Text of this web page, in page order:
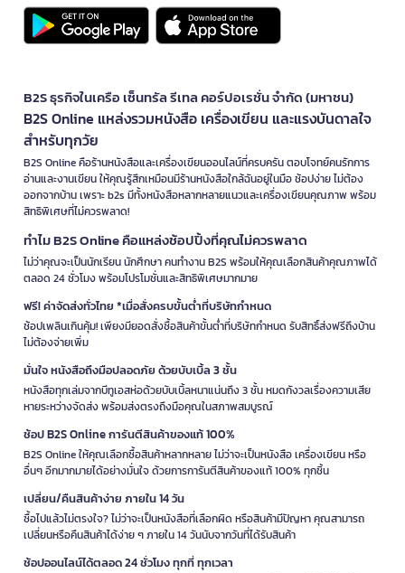
B2S ธุรกิจในเครือ เซ็นทรัล รีเทล คอร์ปอเรชั่น จำกัด (มหาชน)
B2S Online แหล่งรวมหนังสือ เครื่องเขียน และแรงบันดาลใจ
สำหรับทุกวัย
B2S Online คือร้านหนังสือและเครื่องเขียนออนไลน์ที่ครบครัน ตอบโจทย์คนรักการ
อ่านและงานเขียน ให้คุณรู้สึกเหมือนมีร้านหนังสือใกล้ฉันอยู่ในมือ ช้อปง่าย ไม่ต้อง
ออกจากบ้าน เพราะ b2s มีทั้งหนังสือหลากหลายแนวและเครื่องเขียนคุณภาพ พร้อม
สิทธิพิเศษที่ไม่ควรพลาด!
ทำไม B2S Online คือแหล่งช้อปปิ้งที่คุณไม่ควรพลาด
ไม่ว่าคุณจะเป็นนักเรียน นักศึกษา คนทำงาน B2S พร้อมให้คุณเลือกสินค้าคุณภาพได้
ตลอด 24 ชั่วโมง พร้อมโปรโมชั่นและสิทธิพิเศษมากมาย
ฟรี! ค่าจัดส่งทั่วไทย *เมื่อสั่งครบขั้นต่ำที่บริษัทกำหนด
ช้อปเพลินเกินคุ้ม! เพียงมียอดสั่งซื้อสินค้าขั้นต่ำที่บริษัทกำหนด รับสิทธิ์ส่งฟรีถึงบ้าน
ไม่ต้องจ่ายเพิ่ม
มั่นใจ หนังสือถึงมือปลอดภัย ด้วยบับเบิ้ล 3 ชั้น
หนังสือทุกเล่มจากบีทูเอสห่อด้วยบับเบิ้ลหนาแน่นถึง 3 ชั้น หมดกังวลเรื่องความเสีย
หายระหว่างจัดส่ง พร้อมส่งตรงถึงมือคุณในสภาพสมบูรณ์
ช้อป B2S Online การันตีสินค้าของแท้ 100%
B2S Online ให้คุณเลือกซื้อสินค้าหลากหลาย ไม่ว่าจะเป็นหนังสือ เครื่องเขียน หรือ
อื่นๆ อีกมากมายได้อย่างมั่นใจ ด้วยการการันตีสินค้าของแท้ 100% ทุกชิ้น
เปลี่ยน/คืนสินค้าง่าย ภายใน 14 วัน
ซื้อไปแล้วไม่ตรงใจ? ไม่ว่าจะเป็นหนังสือที่เลือกผิด หรือสินค้ามีปัญหา คุณสามารถ
เปลี่ยนหรือคืนสินค้าได้ง่าย ๆ ภายใน 14 วันนับจากวันที่ได้รับสินค้า
ช้อปออนไลน์ได้ตลอด 24 ชั่วโมง ทุกที่ ทุกเวลา